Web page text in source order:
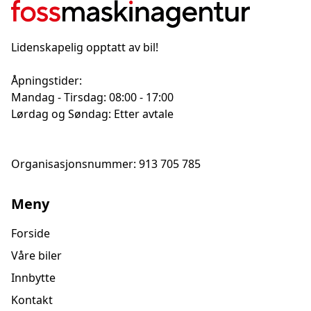
-+++
Leveres med gode sommer(21") og vinterhjul(piggfrie).
Samt ladekabel.
Lidenskapelig opptatt av bil!
Åpningstider:
Mandag - Tirsdag: 08:00 - 17:00
Lørdag og Søndag: Etter avtale
Organisasjonsnummer: 913 705 785
Meny
Forside
Våre biler
Innbytte
Kontakt